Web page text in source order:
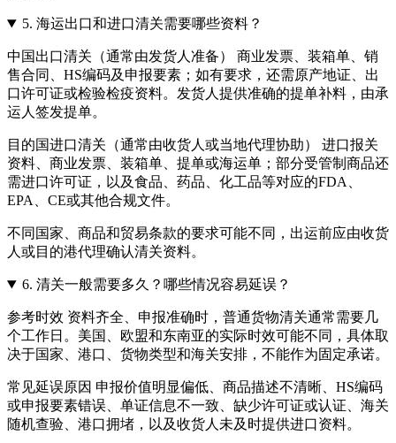
5. 海运出口和进口清关需要哪些资料？
中国出口清关（通常由发货人准备） 商业发票、装箱单、销
售合同、HS编码及申报要素；如有要求，还需原产地证、出
口许可证或检验检疫资料。发货人提供准确的提单补料，由承
运人签发提单。
目的国进口清关（通常由收货人或当地代理协助） 进口报关
资料、商业发票、装箱单、提单或海运单；部分受管制商品还
需进口许可证，以及食品、药品、化工品等对应的FDA、
EPA、CE或其他合规文件。
不同国家、商品和贸易条款的要求可能不同，出运前应由收货
人或目的港代理确认清关资料。
6. 清关一般需要多久？哪些情况容易延误？
参考时效 资料齐全、申报准确时，普通货物清关通常需要几
个工作日。美国、欧盟和东南亚的实际时效可能不同，具体取
决于国家、港口、货物类型和海关安排，不能作为固定承诺。
常见延误原因 申报价值明显偏低、商品描述不清晰、HS编码
或申报要素错误、单证信息不一致、缺少许可证或认证、海关
随机查验、港口拥堵，以及收货人未及时提供进口资料。